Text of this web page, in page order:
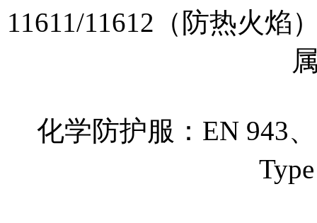
11611/11612（防热火焰
化学防护服：EN 943